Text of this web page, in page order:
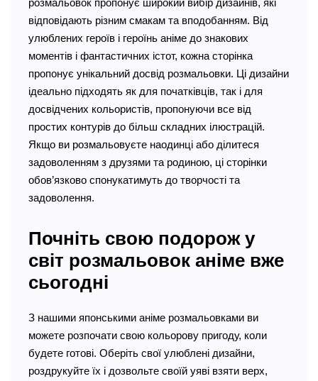
відповідають різним смакам та вподобанням. Від
улюблених героїв і героїнь аніме до знакових
моментів і фантастичних істот, кожна сторінка
пропонує унікальний досвід розмальовки. Ці дизайни
ідеально підходять як для початківців, так і для
досвідчених кольористів, пропонуючи все від
простих контурів до більш складних ілюстрацій.
Якщо ви розмальовуєте наодинці або ділитеся
задоволенням з друзями та родиною, ці сторінки
обов’язково спонукатимуть до творчості та
задоволення.
Почніть свою подорож у
світ розмальовок аніме вже
сьогодні
З нашими японськими аніме розмальовками ви
можете розпочати свою кольорову пригоду, коли
будете готові. Оберіть свої улюблені дизайни,
роздрукуйте їх і дозвольте своїй уяві взяти верх,